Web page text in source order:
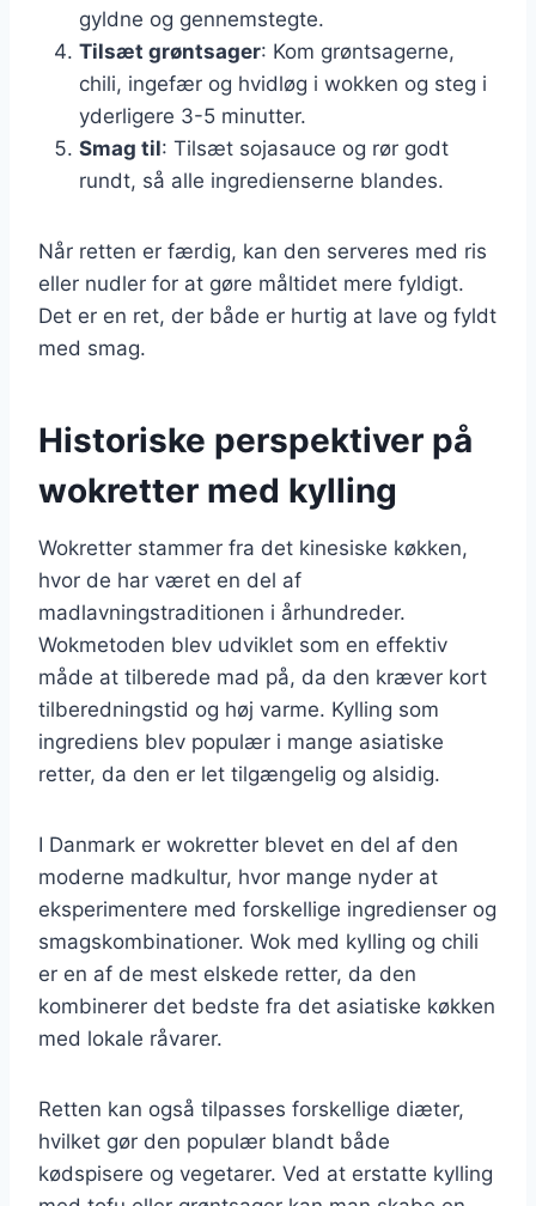
gyldne og gennemstegte.
Tilsæt grøntsager: Kom grøntsagerne,
chili, ingefær og hvidløg i wokken og steg i
yderligere 3-5 minutter.
Smag til: Tilsæt sojasauce og rør godt
rundt, så alle ingredienserne blandes.
Når retten er færdig, kan den serveres med ris
eller nudler for at gøre måltidet mere fyldigt.
Det er en ret, der både er hurtig at lave og fyldt
med smag.
Historiske perspektiver på
wokretter med kylling
Wokretter stammer fra det kinesiske køkken,
hvor de har været en del af
madlavningstraditionen i århundreder.
Wokmetoden blev udviklet som en effektiv
måde at tilberede mad på, da den kræver kort
tilberedningstid og høj varme. Kylling som
ingrediens blev populær i mange asiatiske
retter, da den er let tilgængelig og alsidig.
I Danmark er wokretter blevet en del af den
moderne madkultur, hvor mange nyder at
eksperimentere med forskellige ingredienser og
smagskombinationer. Wok med kylling og chili
er en af de mest elskede retter, da den
kombinerer det bedste fra det asiatiske køkken
med lokale råvarer.
Retten kan også tilpasses forskellige diæter,
hvilket gør den populær blandt både
kødspisere og vegetarer. Ved at erstatte kylling